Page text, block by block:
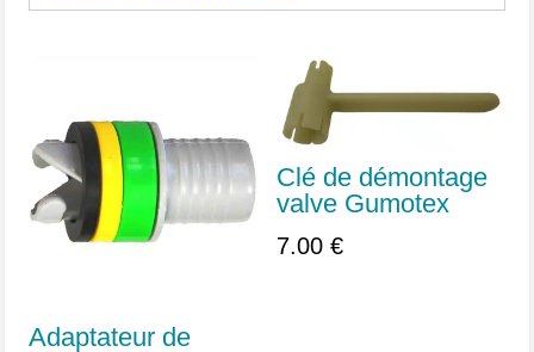
Adaptateur de
Clé de démontage
valve Gumotex
7.00 €